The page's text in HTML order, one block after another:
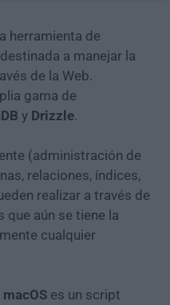
herramienta de
a manejar la
de la Web.
gama de
y Drizzle.
(administración de
relaciones, índices,
realizar a través de
que aún se tiene la
cualquier
es un script